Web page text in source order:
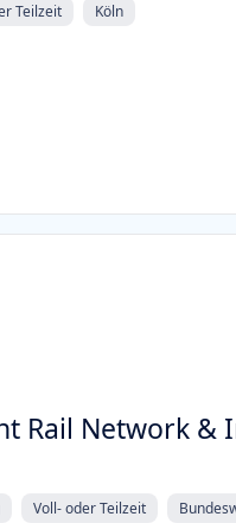
Teilzeit Köln
Rail Network &
Voll- oder Teilzeit